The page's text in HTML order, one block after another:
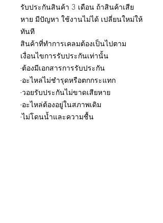
รับประกันสินค้า 3 เดือน ถ้าสินค้าเสีย
หาย มีปัญหา ใช้งานไม่ได้ เปลี่ยนใหม่ให้
ทันที
สินค้าที่ทำการเคลมต้องเป็นไปตาม
เงื่อนไขการรับประกันเท่านั้น
-ต้องมีเอกสารการรับประกัน
-อะไหล่ไม่ชำรุดหรือตกกระแทก
-วอยรับประกันไม่ขาดเสียหาย
-อะไหล่ต้องอยู่ในสภาพเดิม
-ไม่โดนน้ำและความชื้น